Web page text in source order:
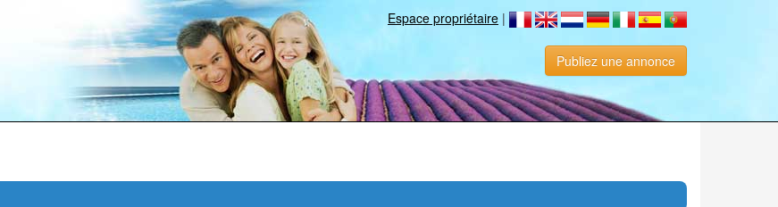
Espace propriétaire |
Publiez une annonce